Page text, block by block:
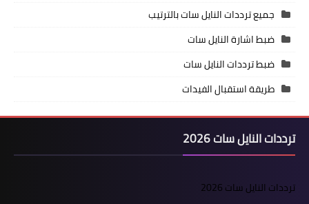
جميع ترددات النايل سات بالترتيب
ضبط اشارة النايل سات
ضبط ترددات النايل سات
طريقة استقبال الفيدات
ترددات النايل سات 2026
ترددات النايل سات 2026